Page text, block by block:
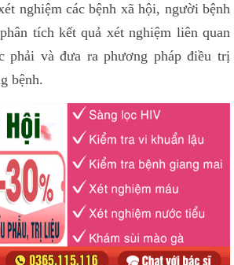
nghiệm các bệnh xã hội, người bệnh
tích kết quả xét nghiệm liên quan
phải và đưa ra phương pháp điều trị
bệnh.